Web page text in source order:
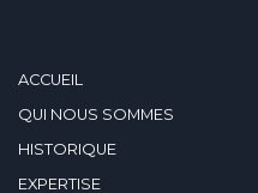
ACCUEIL
QUI NOUS SOMMES
HISTORIQUE
EXPERTISE